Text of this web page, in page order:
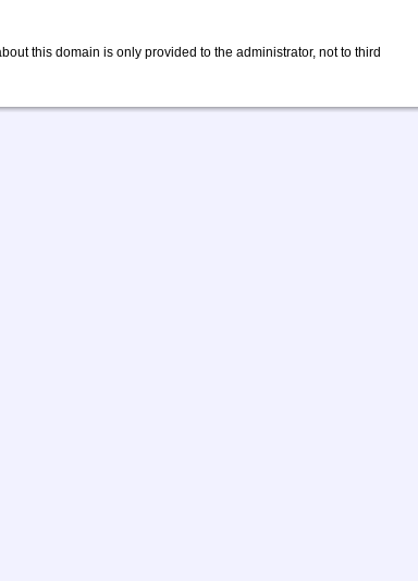
this domain is only provided to the administrator, not to third